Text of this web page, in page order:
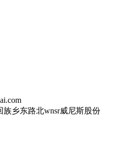
乡东路北wnsr威尼斯股份